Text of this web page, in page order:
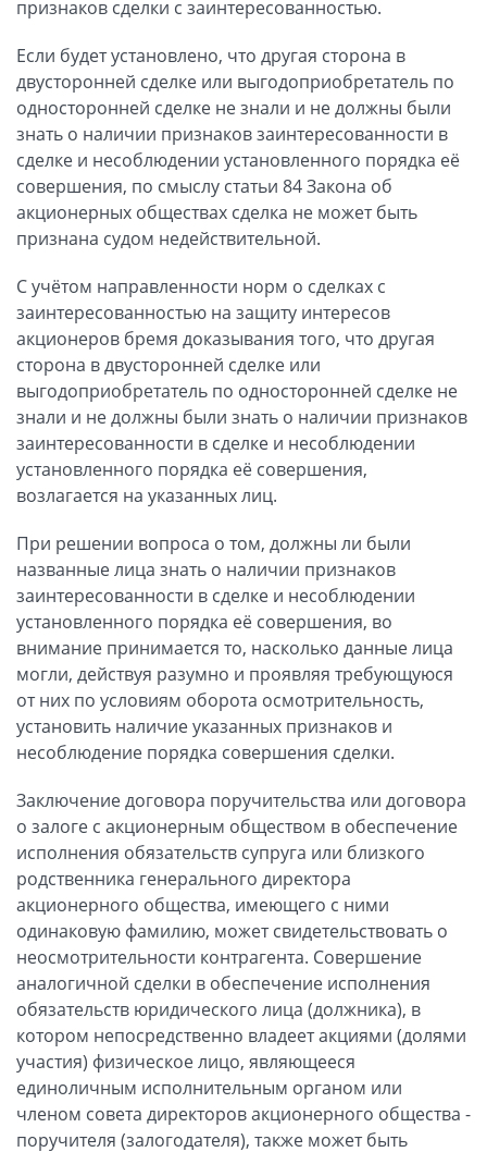
признаков сделки с заинтересованностью.
Если будет установлено, что другая сторона в
двусторонней сделке или выгодоприобретатель по
односторонней сделке не знали и не должны были
знать о наличии признаков заинтересованности в
сделке и несоблюдении установленного порядка её
совершения, по смыслу статьи 84 Закона об
акционерных обществах сделка не может быть
признана судом недействительной.
С учётом направленности норм о сделках с
заинтересованностью на защиту интересов
акционеров бремя доказывания того, что другая
сторона в двусторонней сделке или
выгодоприобретатель по односторонней сделке не
знали и не должны были знать о наличии признаков
заинтересованности в сделке и несоблюдении
установленного порядка её совершения,
возлагается на указанных лиц.
При решении вопроса о том, должны ли были
названные лица знать о наличии признаков
заинтересованности в сделке и несоблюдении
установленного порядка её совершения, во
внимание принимается то, насколько данные лица
могли, действуя разумно и проявляя требующуюся
от них по условиям оборота осмотрительность,
установить наличие указанных признаков и
несоблюдение порядка совершения сделки.
Заключение договора поручительства или договора
о залоге с акционерным обществом в обеспечение
исполнения обязательств супруга или близкого
родственника генерального директора
акционерного общества, имеющего с ними
одинаковую фамилию, может свидетельствовать о
неосмотрительности контрагента. Совершение
аналогичной сделки в обеспечение исполнения
обязательств юридического лица (должника), в
котором непосредственно владеет акциями (долями
участия) физическое лицо, являющееся
единоличным исполнительным органом или
членом совета директоров акционерного общества -
поручителя (залогодателя), также может быть